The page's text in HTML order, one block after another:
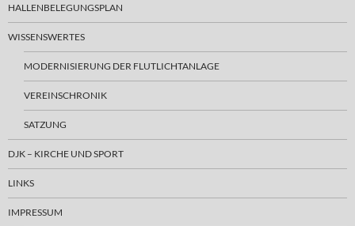
HALLENBELEGUNGSPLAN
WISSENSWERTES
MODERNISIERUNG DER FLUTLICHTANLAGE
VEREINSCHRONIK
SATZUNG
DJK – KIRCHE UND SPORT
LINKS
IMPRESSUM